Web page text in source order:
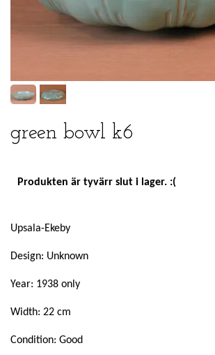
green bowl k6
Produkten är tyvärr slut i lager. :(
Upsala-Ekeby
Design: Unknown
Year: 1938 only
Width: 22 cm
Condition: Good